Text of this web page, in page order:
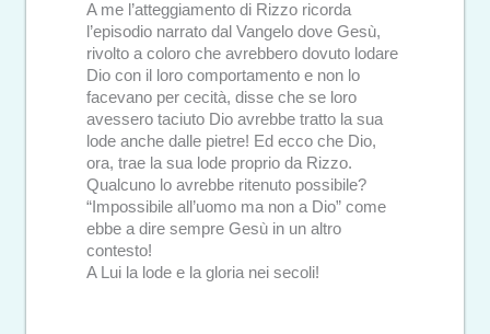
A me l’atteggiamento di Rizzo ricorda
l’episodio narrato dal Vangelo dove Gesù,
rivolto a coloro che avrebbero dovuto lodare
Dio con il loro comportamento e non lo
facevano per cecità, disse che se loro
avessero taciuto Dio avrebbe tratto la sua
lode anche dalle pietre! Ed ecco che Dio,
ora, trae la sua lode proprio da Rizzo.
Qualcuno lo avrebbe ritenuto possibile?
“Impossibile all’uomo ma non a Dio” come
ebbe a dire sempre Gesù in un altro
contesto!
A Lui la lode e la gloria nei secoli!